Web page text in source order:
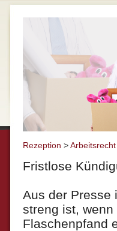
Rezeption >Arbeitsrecht
Fristlose
Aus der Presse
streng ist,
Flaschenpfand